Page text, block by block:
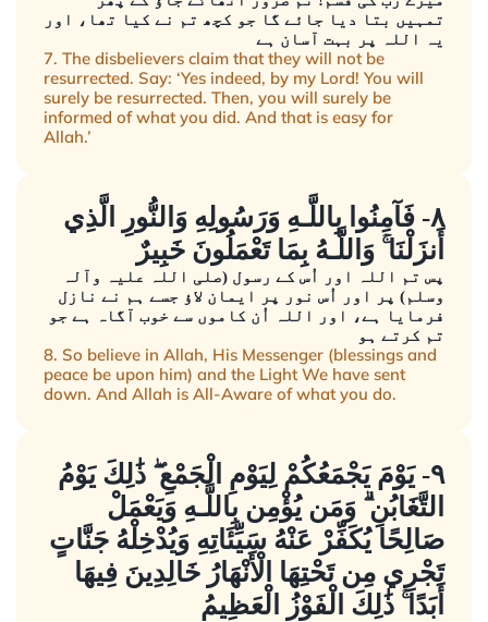
تمہیں بتا دیا جائے گا جو کچھ تم نے کیا تھا، اور
یہ اللہ پر بہت آسان ہے
7. The disbelievers claim that they will not be
resurrected. Say: ‘Yes indeed, by my Lord! You will
surely be resurrected. Then, you will surely be
informed of what you did. And that is easy for
Allah.’
٨- فَآمِنُوا بِاللَّـهِ وَرَسُولِهِ وَالنُّورِ الَّذِي
أَنزَلْنَا ۚ وَاللَّـهُ بِمَا تَعْمَلُونَ خَبِيرٌ
پس تم اللہ اور اُس کے رسول (صلی اللہ علیہ وآلہ
وسلم) پر اور اُس نور پر ایمان لاؤ جسے ہم نے نازل
فرمایا ہے، اور اللہ اُن کاموں سے خوب آگاہ ہے جو
تم کرتے ہو
8. So believe in Allah, His Messenger (blessings and
peace be upon him) and the Light We have sent
down. And Allah is All-Aware of what you do.
٩- يَوْمَ يَجْمَعُكُمْ لِيَوْمِ الْجَمْعِ ۖ ذَٰلِكَ يَوْمُ
التَّغَابُنِ ۗ وَمَن يُؤْمِن بِاللَّـهِ وَيَعْمَلْ
صَالِحًا يُكَفِّرْ عَنْهُ سَيِّئَاتِهِ وَيُدْخِلْهُ جَنَّاتٍ
تَجْرِي مِن تَحْتِهَا الْأَنْهَارُ خَالِدِينَ فِيهَا
أَبَدًا ۚ ذَٰلِكَ الْفَوْزُ الْعَظِيمُ